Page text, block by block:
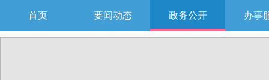
首页 要闻动态 政务公开 办事